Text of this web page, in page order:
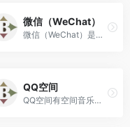
微信（WeChat）
微信（WeChat）是腾讯公司于2011年1月21日推出的一个为智能终端提供即时通讯服务的免费应用程序！
QQ空间
QQ空间有空间音乐、空间视频、独立分类存储的功能，可以通过多种方式展现自己。